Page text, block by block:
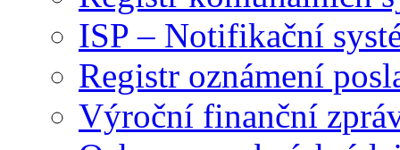
ISP – Notifikační
Registr oznámení
Výroční finanční